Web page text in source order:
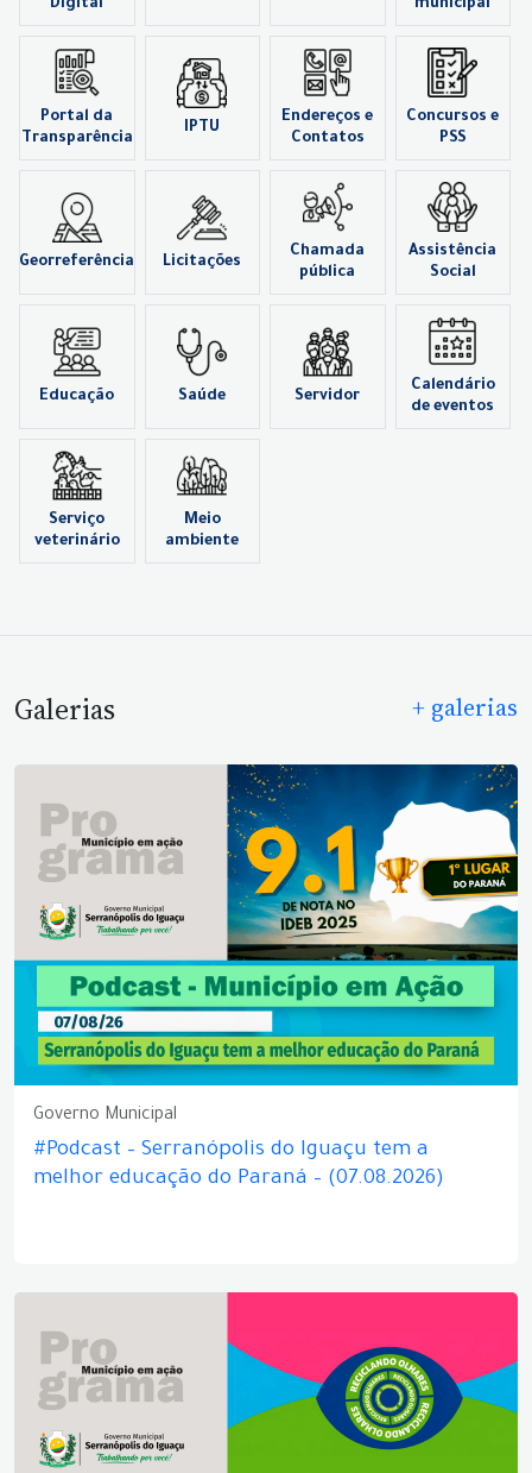
Digital municipal
Portal da
Transparência
IPTU
Endereços e
Contatos
Concursos e
PSS
Georreferência Licitações
Chamada
pública
Assistência
Social
Educação Saúde Servidor
Calendário
de eventos
Serviço
veterinário
Meio
ambiente
Galerias + galerias
Governo Municipal
#Podcast – Serranópolis do Iguaçu tem a
melhor educação do Paraná – (07.08.2026)